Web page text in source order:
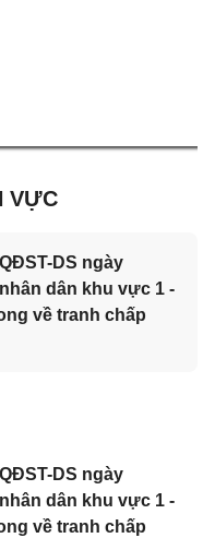
VỰC
DS ngày
dân khu vực 1 -
về tranh chấp
DS ngày
dân khu vực 1 -
về tranh chấp